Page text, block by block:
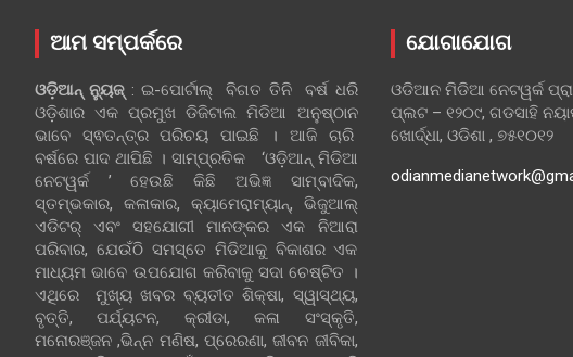
ଆମ ସମ୍ପର୍କରେ
ଓଡ଼ିଆନ୍‍ ନ୍ୟୁଜ୍‍: ଇ-ପୋର୍ଟାଲ୍ ବିଗତ ତିନି ବର୍ଷ ଧରି
ଓଡ଼ିଶାର ଏକ ପ୍ରମୁଖ ଡିଜିଟାଲ ମିଡିଆ ଅନୁଷ୍ଠାନ
ଭାବେ ସ୍ଵତନ୍ତ୍ର ପରିଚୟ ପାଇଛି । ଆଜି ଚାରି
ବର୍ଷରେ ପାଦ ଥାପିଛି । ସାମ୍ପ୍ରତିକ ‘ଓଡ଼ିଆନ୍‍ ମିଡିଆ
ନେଟୱର୍କ ’ ହେଉଛି କିଛି ଅଭିଜ୍ଞ ସାମ୍ବାଦିକ,
ସ୍ତମ୍ଭକାର, କଳାକାର, କ୍ୟାମେରାମ୍ୟାନ୍, ଭିଜୁଆଲ୍
ଏଡିଟର୍ ଏବଂ ସହଯୋଗୀ ମାନଙ୍କର ଏକ ନିଆରା
ପରିବାର, ଯେଉଁଠି ସମସ୍ତେ ମିଡିଆକୁ ବିକାଶର ଏକ
ମାଧ୍ୟମ ଭାବେ ଉପଯୋଗ କରିବାକୁ ସଦା ଚେଷ୍ଟିତ ।
ଏଥିରେ ମୁଖ୍ୟ ଖବର ବ୍ୟତୀତ ଶିକ୍ଷା, ସ୍ୱାସ୍ଥ୍ୟ,
ବୃତ୍ତି, ପର୍ଯ୍ୟଟନ, କ୍ରୀଡା, କଳା ସଂସ୍କୃତି,
ମନୋରଞ୍ଜନ ,ଭିନ୍ନ ମଣିଷ, ପ୍ରେରଣା, ଜୀବନ ଜୀବିକା,
ଯୋଗାଯୋଗ
ଓଡିଆନ ମିଡିଆ ନେଟୱର୍କ
ପ୍ଲଟ – ୧୨୦୯, ଗଡସାହି
ଖୋର୍ଦ୍ଧା, ଓଡିଶା , ୭୫୧୦୧୨